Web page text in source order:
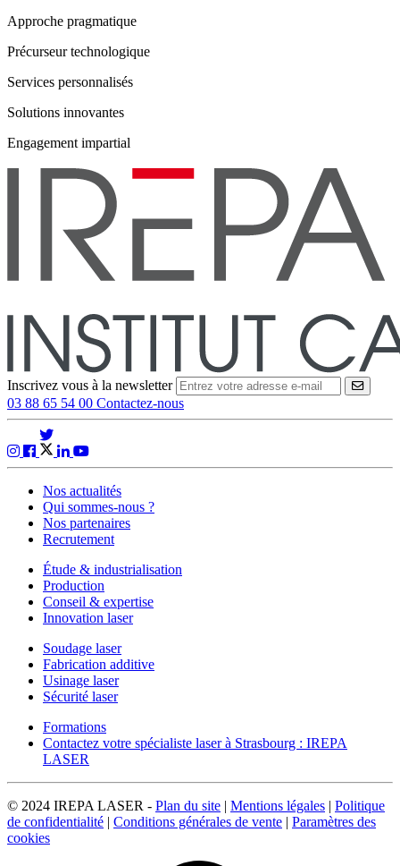
Approche pragmatique
Précurseur technologique
Services personnalisés
Solutions innovantes
Engagement impartial
Inscrivez vous à la newsletter
03 88 65 54 00 Contactez-nous
Nos actualités
Qui sommes-nous ?
Nos partenaires
Recrutement
Étude & industrialisation
Production
Conseil & expertise
Innovation laser
Soudage laser
Fabrication additive
Usinage laser
Sécurité laser
Formations
Contactez votre spécialiste laser à Strasbourg : IREPA
LASER
© 2024 IREPA LASER - Plan du site | Mentions légales | Politique
de confidentialité | Conditions générales de vente | Paramètres des
cookies